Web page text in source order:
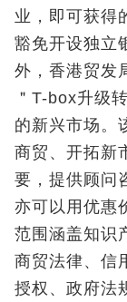
业，即可获得
豁免开设独立
外，香港贸发
＂T-box升级
的新兴市场。
商贸、开拓新
要，提供顾问
亦可以用优惠
范围涵盖知识
商贸法律、信
授权、政府法